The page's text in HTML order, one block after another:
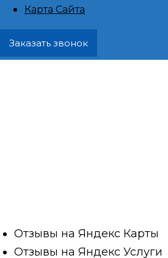
Карта Сайта
Заказать звонок
Отзывы на Яндекс Карты
Отзывы на Яндекс Услуги